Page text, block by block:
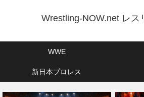
Wrestling-NOW.net レス
WWE
新日本プロレス